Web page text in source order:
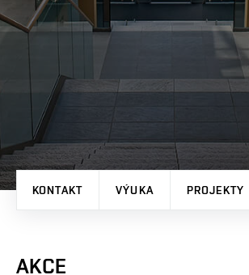
KONTAKT VÝUKA PROJEKTY
AKCE